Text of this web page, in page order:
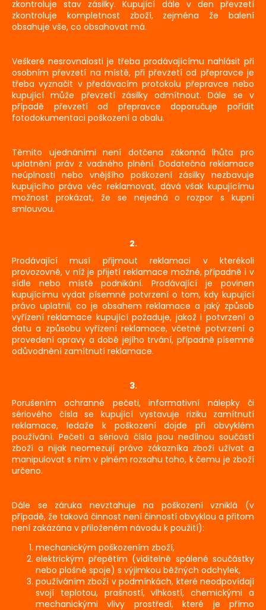
zkontroluje stav zásilky. Kupující dále v den převzetí
zkontroluje kompletnost zboží, zejména že balení
obsahuje vše, co obsahovat má.
Veškeré nesrovnalosti je třeba prodávajícímu nahlásit při
osobním převzetí na místě, při převzetí od přepravce je
třeba vyznačit v předávacím protokolu přepravce nebo
kupující může převzetí zásilky odmítnout. Dále se v
případě převzetí od přepravce doporučuje pořídit
fotodokumentaci poškození a obalu.
Těmito ujednáními není dotčena zákonná lhůta pro
uplatnění práv z vadného plnění. Dodatečná reklamace
neúplnosti nebo vnějšího poškození zásilky nezbavuje
kupujícího práva věc reklamovat, dává však kupujícímu
možnost prokázat, že se nejedná o rozpor s kupní
smlouvou.
2.
Prodávající musí přijmout reklamaci v kterékoli
provozovně, v níž je přijetí reklamace možné, případně i v
sídle nebo místě podnikání. Prodávající je povinen
kupujícímu vydat písemné potvrzení o tom, kdy kupující
právo uplatnil, co je obsahem reklamace a jaký způsob
vyřízení reklamace kupující požaduje, jakož i potvrzení o
datu a způsobu vyřízení reklamace, včetně potvrzení o
provedení opravy a době jejího trvání, případně písemné
odůvodnění zamítnutí reklamace.
3.
Porušením ochranné pečeti, informativní nálepky či
sériového čísla se kupující vystavuje riziku zamítnutí
reklamace, ledaže k poškození dojde při obvyklém
používání. Pečeti a sériová čísla jsou nedílnou součástí
zboží a nijak neomezují právo zákazníka zboží užívat a
manipulovat s ním v plném rozsahu toho, k čemu je zboží
určeno.
Dále se záruka nevztahuje na poškození vzniklá (v
případě, že taková činnost není činností obvyklou a přitom
není zakázána v přiloženém návodu k použití):
mechanickým poškozením zboží,
elektrickým přepětím (viditelně spálené součástky
nebo plošné spoje) s výjimkou běžných odchylek,
používáním zboží v podmínkách, které neodpovídají
svojí teplotou, prašností, vlhkostí, chemickými a
mechanickými vlivy prostředí, které je přímo